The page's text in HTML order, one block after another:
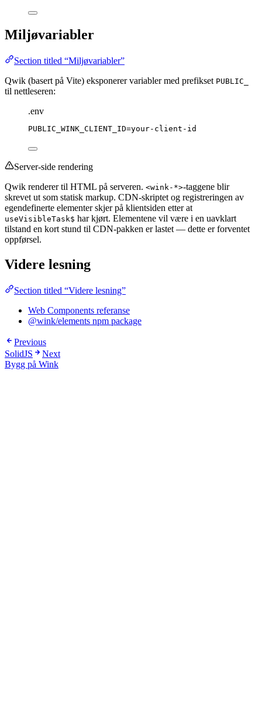
Miljøvariabler
Section titled “Miljøvariabler”
Qwik (basert på Vite) eksponerer variabler med prefikset PUBLIC_
til nettleseren:
.env
PUBLIC_WINK_CLIENT_ID=your-client-id
Server-side rendering
Qwik renderer til HTML på serveren. <wink-*>-taggene blir
skrevet ut som statisk markup. CDN-skriptet og registreringen av
egendefinerte elementer skjer på klientsiden etter at
useVisibleTask$ har kjørt. Elementene vil være i en uavklart
tilstand en kort stund til CDN-pakken er lastet — dette er forventet
oppførsel.
Videre lesning
Section titled “Videre lesning”
Web Components referanse
@wink/elements npm package
Previous
SolidJS
Next
Bygg på Wink